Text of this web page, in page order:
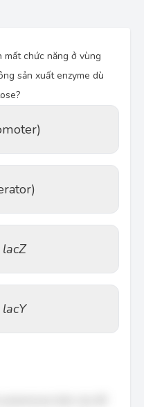
chức năng ở vùng
sản xuất enzyme dù
lacZ
lacY